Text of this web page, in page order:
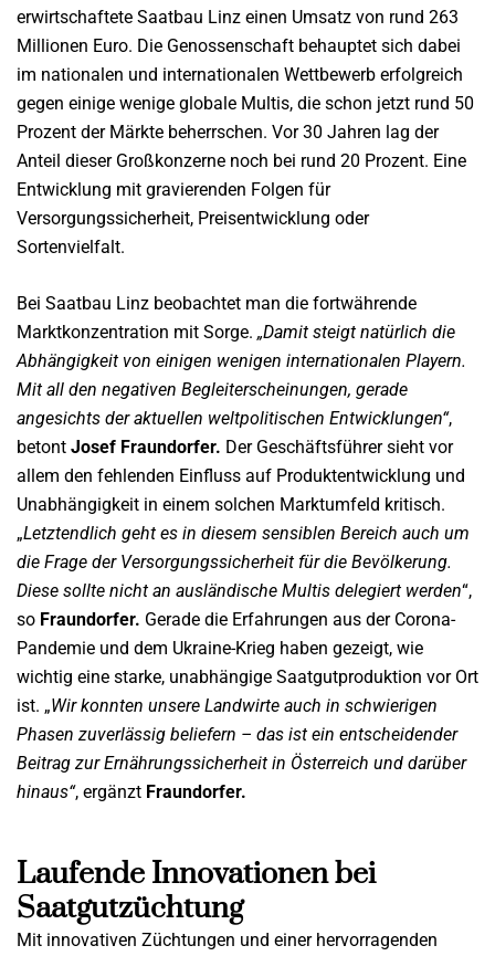
erwirtschaftete Saatbau Linz einen Umsatz von rund 263
Millionen Euro. Die Genossenschaft behauptet sich dabei
im nationalen und internationalen Wettbewerb erfolgreich
gegen einige wenige globale Multis, die schon jetzt rund 50
Prozent der Märkte beherrschen. Vor 30 Jahren lag der
Anteil dieser Großkonzerne noch bei rund 20 Prozent. Eine
Entwicklung mit gravierenden Folgen für
Versorgungssicherheit, Preisentwicklung oder
Sortenvielfalt.
Bei Saatbau Linz beobachtet man die fortwährende
Marktkonzentration mit Sorge. „Damit steigt natürlich die
Abhängigkeit von einigen wenigen internationalen Playern.
Mit all den negativen Begleiterscheinungen, gerade
angesichts der aktuellen weltpolitischen Entwicklungen“,
betont Josef Fraundorfer. Der Geschäftsführer sieht vor
allem den fehlenden Einfluss auf Produktentwicklung und
Unabhängigkeit in einem solchen Marktumfeld kritisch.
„Letztendlich geht es in diesem sensiblen Bereich auch um
die Frage der Versorgungssicherheit für die Bevölkerung.
Diese sollte nicht an ausländische Multis delegiert werden“,
so Fraundorfer. Gerade die Erfahrungen aus der Corona-
Pandemie und dem Ukraine-Krieg haben gezeigt, wie
wichtig eine starke, unabhängige Saatgutproduktion vor Ort
ist. „Wir konnten unsere Landwirte auch in schwierigen
Phasen zuverlässig beliefern – das ist ein entscheidender
Beitrag zur Ernährungssicherheit in Österreich und darüber
hinaus“, ergänzt Fraundorfer.
Laufende Innovationen bei
Saatgutzüchtung
Mit innovativen Züchtungen und einer hervorragenden